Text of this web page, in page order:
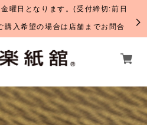
曜日となります。(受付締切:前日
購入希望の場合は店舗までお問合